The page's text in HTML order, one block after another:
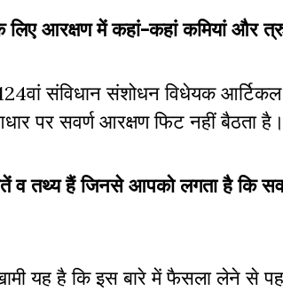
लिए आरक्षण में कहां-कहां कमियां और
संविधान संशोधन विधेयक
पर सवर्ण आरक्षण फिट नहीं बैठता है।
तथ्य हैं जिनसे आपको लगता है कि
यह है कि इस बारे में फैसला लेने से